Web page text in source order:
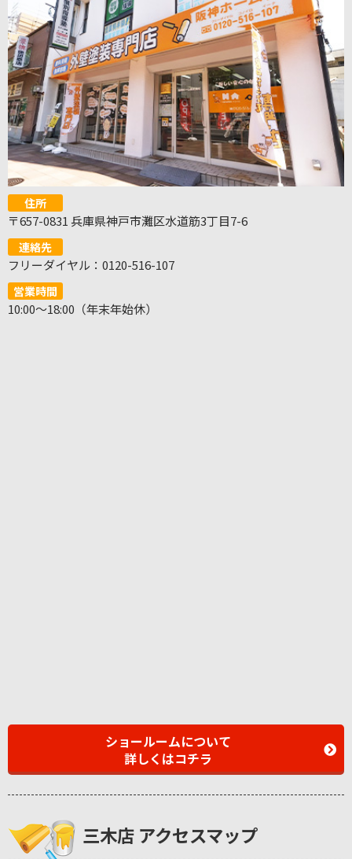
住所
〒657-0831 兵庫県神戸市灘区水道筋3丁目7-6
連絡先
フリーダイヤル：0120-516-107
営業時間
10:00～18:00（年末年始休）
ショールームについて
詳しくはコチラ
三木店 アクセスマップ